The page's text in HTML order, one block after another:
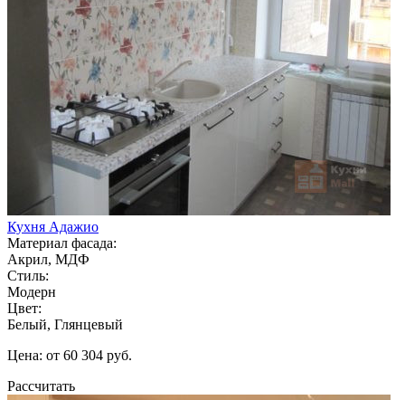
Кухня Адажио
Материал фасада:
Акрил, МДФ
Стиль:
Модерн
Цвет:
Белый, Глянцевый
Цена: от 60 304 руб.
Рассчитать